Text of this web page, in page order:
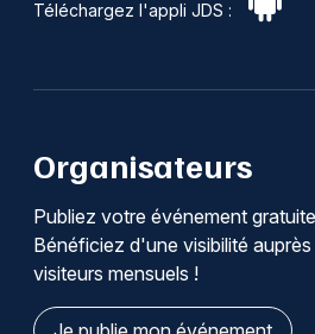
Téléchargez l'appli JDS :
Organisateurs
Publiez votre événement
Bénéficiez d'une visibilité
visiteurs mensuels !